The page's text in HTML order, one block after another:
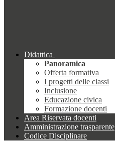
Didattica
Panoramica
Offerta formativa
I progetti delle classi
Inclusione
Educazione civica
Formazione docenti
Area Riservata docenti
Amministrazione trasparente
Codice Disciplinare